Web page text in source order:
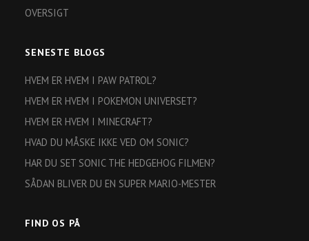
OVERSIGT
SENESTE BLOGS
HVEM ER HVEM I PAW PATROL?
HVEM ER HVEM I POKEMON UNIVERSET?
HVEM ER HVEM I MINECRAFT?
HVAD DU MÅSKE IKKE VED OM SONIC?
HAR DU SET SONIC THE HEDGEHOG FILMEN?
SÅDAN BLIVER DU EN SUPER MARIO-MESTER
FIND OS PÅ